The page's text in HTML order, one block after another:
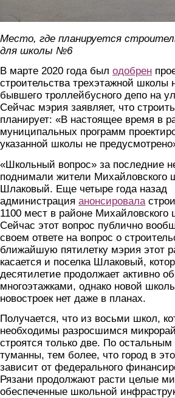
Место, где планируется
для школы №6
В марте 2020 года был одобрен
строительства трехэтажной школы
бывшего троллейбусного депо на
Сейчас мэрия заявляет, что
планирует: «В настоящее время в
муниципальных программ
указанной школы не
«Школьный вопрос» за последние
поднимали жители Михайловского
Шлаковый. Еще четыре года назад
администрация анонсировала
1100 мест в районе Михайловского
Сейчас этот вопрос публично
своем ответе на вопрос о
ближайшую пятилетку мэрия этот
касается и поселка Шлаковый,
десятилетие продолжает активно
многоэтажками, однако новой
новостроек нет даже в планах.
Получается, что из восьми школ,
необходимы разросшимся
строятся только две. По
туманны, тем более, что город в
зависит от федерального
Рязани продолжают расти целые
обеспеченные школьной